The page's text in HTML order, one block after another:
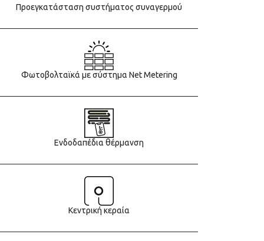
Προεγκατάσταση συστήματος συναγερμού
Φωτοβολταϊκά με σύστημα Net Metering
Ενδοδαπέδια θέρμανση
Κεντρική κεραία